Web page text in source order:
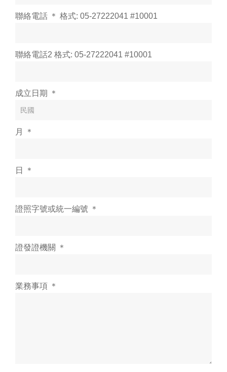
聯絡電話 ＊ 格式: 05-27222041 #10001
聯絡電話2 格式: 05-27222041 #10001
成立日期 ＊
月 ＊
日 ＊
證照字號或統一編號 ＊
證發證機關 ＊
業務事項 ＊